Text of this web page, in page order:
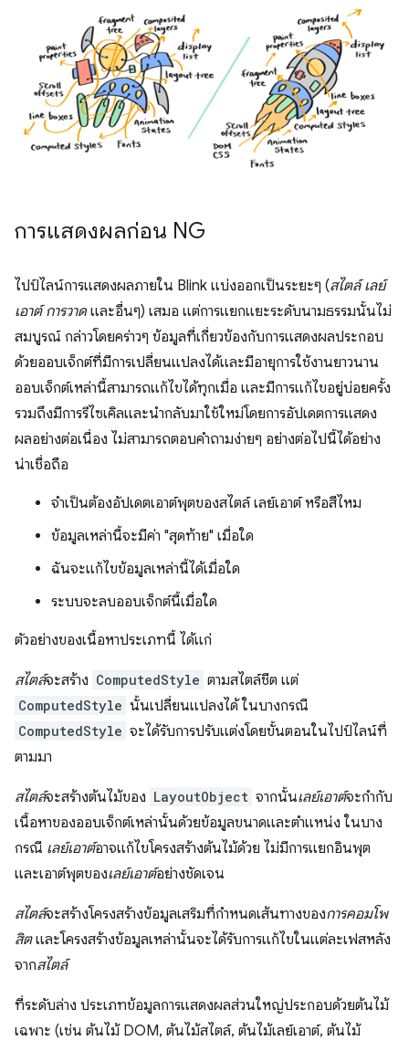
การแสดงผลก่อน NG
ไปป์ไลน์การแสดงผลภายใน Blink แบ่งออกเป็นระยะๆ (สไตล์ เลย์
เอาต์ การวาด และอื่นๆ) เสมอ แต่การแยกแยะระดับนามธรรมนั้นไม่
สมบูรณ์ กล่าวโดยคร่าวๆ ข้อมูลที่เกี่ยวข้องกับการแสดงผลประกอบ
ด้วยออบเจ็กต์ที่มีการเปลี่ยนแปลงได้และมีอายุการใช้งานยาวนาน
ออบเจ็กต์เหล่านี้สามารถแก้ไขได้ทุกเมื่อ และมีการแก้ไขอยู่บ่อยครั้ง
รวมถึงมีการรีไซเคิลและนํากลับมาใช้ใหม่โดยการอัปเดตการแสดง
ผลอย่างต่อเนื่อง ไม่สามารถตอบคําถามง่ายๆ อย่างต่อไปนี้ได้อย่าง
น่าเชื่อถือ
จำเป็นต้องอัปเดตเอาต์พุตของสไตล์ เลย์เอาต์ หรือสีไหม
ข้อมูลเหล่านี้จะมีค่า "สุดท้าย" เมื่อใด
ฉันจะแก้ไขข้อมูลเหล่านี้ได้เมื่อใด
ระบบจะลบออบเจ็กต์นี้เมื่อใด
ตัวอย่างของเนื้อหาประเภทนี้ ได้แก่
สไตล์จะสร้าง ComputedStyle ตามสไตล์ชีต แต่
ComputedStyle นั้นเปลี่ยนแปลงได้ ในบางกรณี
ComputedStyle จะได้รับการปรับแต่งโดยขั้นตอนในไปป์ไลน์ที่
ตามมา
สไตล์จะสร้างต้นไม้ของ LayoutObject จากนั้นเลย์เอาต์จะกำกับ
เนื้อหาของออบเจ็กต์เหล่านั้นด้วยข้อมูลขนาดและตำแหน่ง ในบาง
กรณี เลย์เอาต์อาจแก้ไขโครงสร้างต้นไม้ด้วย ไม่มีการแยกอินพุต
และเอาต์พุตของเลย์เอาต์อย่างชัดเจน
สไตล์จะสร้างโครงสร้างข้อมูลเสริมที่กำหนดเส้นทางของการคอมโพ
สิตและโครงสร้างข้อมูลเหล่านั้นจะได้รับการแก้ไขในแต่ละเฟสหลัง
จากสไตล์
ที่ระดับล่าง ประเภทข้อมูลการแสดงผลส่วนใหญ่ประกอบด้วยต้นไม้
เฉพาะ (เช่น ต้นไม้ DOM, ต้นไม้สไตล์, ต้นไม้เลย์เอาต์, ต้นไม้